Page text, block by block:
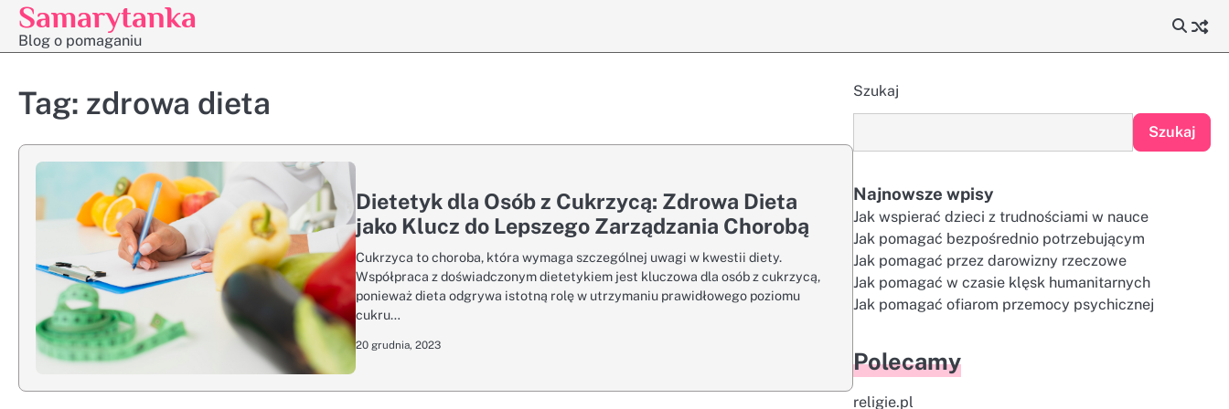
Skip
content
Samarytanka
Blog o pomaganiu
Tag: zdrowa dieta
Dietetyk dla Osób z Cukrzycą: Zdrowa Dieta
jako Klucz do Lepszego Zarządzania Chorobą
Cukrzyca to choroba, która wymaga szczególnej uwagi w kwestii diety.
Współpraca z doświadczonym dietetykiem jest kluczowa dla osób z cukrzycą,
ponieważ dieta odgrywa istotną rolę w utrzymaniu prawidłowego poziomu
cukru…
20 grudnia, 2023
Szukaj
Szukaj
Najnowsze wpisy
Jak wspierać dzieci z trudnościami w nauce
Jak pomagać bezpośrednio potrzebującym
Jak pomagać przez darowizny rzeczowe
Jak pomagać w czasie klęsk humanitarnych
Jak pomagać ofiarom przemocy psychicznej
Polecamy
religie.pl